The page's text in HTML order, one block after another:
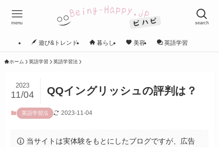
search
menu
遊び&トレンド 暮らし 美容 英語学習
ホーム 英語学習 英語学習法
QQイングリッシュの評判は？
2023
11/04
英語学習法 2023-11-04
当サイトは実体験をもとにしたブログですが、広告